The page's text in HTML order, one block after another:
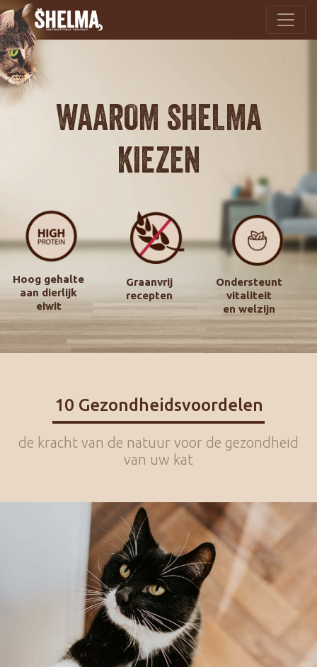
WAAROM SHELMA
KIEZEN
Graanvrij
recepten
Ondersteunt
vitaliteit
en welzijn
Hoog gehalte
aan dierlijk
eiwit
10 Gezondheidsvoordelen
de kracht van de natuur voor de gezondheid
van uw kat